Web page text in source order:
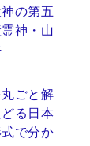
の第五
神・山
ごと解
る日本
で分か